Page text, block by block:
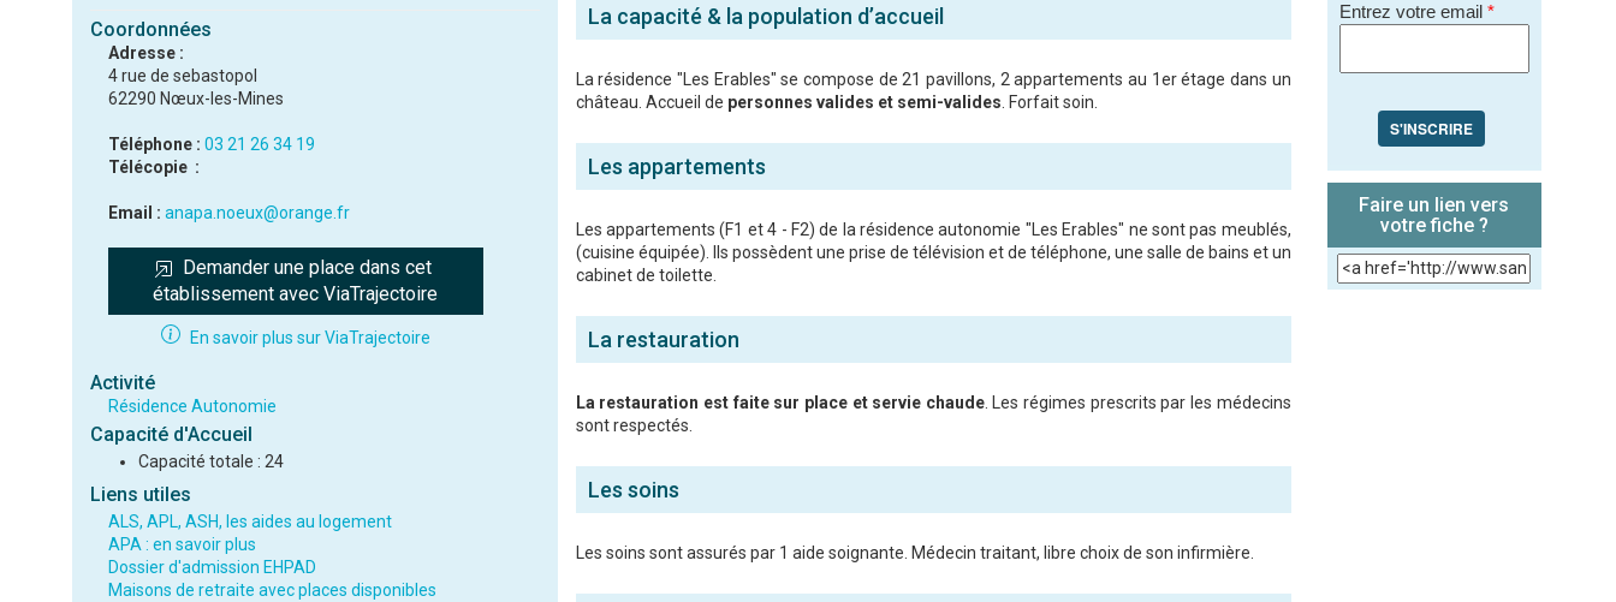
Coordonnées
Adresse :
4 rue de sebastopol
62290 Nœux-les-Mines
Téléphone : 03 21 26 34 19
Télécopie :
Email : anapa.noeux@orange.fr
Demander une place dans cet
établissement avec ViaTrajectoire
En savoir plus sur ViaTrajectoire
Activité
Résidence Autonomie
Capacité d'Accueil
Capacité totale : 24
Liens utiles
ALS, APL, ASH, les aides au logement
APA : en savoir plus
Dossier d'admission EHPAD
Maisons de retraite avec places disponibles
La capacité & la population d’accueil
La résidence "Les Erables" se compose de 21 pavillons, 2 appartements au 1er étage dans un
château. Accueil de personnes valides et semi-valides . Forfait soin.
Les appartements
Les appartements (F1 et 4 - F2) de la résidence autonomie "Les Erables" ne sont pas meublés,
(cuisine équipée). Ils possèdent une prise de télévision et de téléphone, une salle de bains et un
cabinet de toilette.
La restauration
La restauration est faite sur place et servie chaude. Les régimes prescrits par les médecins
sont respectés.
Les soins
Les soins sont assurés par 1 aide soignante. Médecin traitant, libre choix de son infirmière.
Entrez votre email *
S'INSCRIRE
Faire un lien vers
votre fiche ?